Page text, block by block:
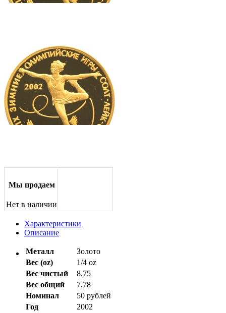
Мы продаем
Нет в наличии
Характеристики
Описание
Металл
Золото
Вес (oz)
1/4 oz
Вес чистый
8,75
Вес общий
7,78
Номинал
50 рублей
Год
2002